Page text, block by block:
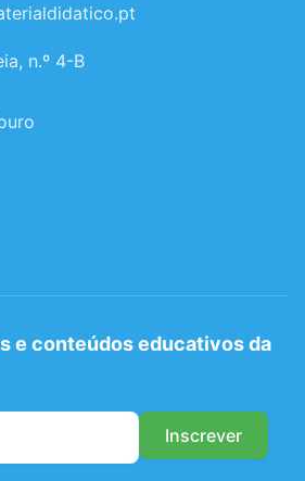
n.º 4-B
e conteúdos educativos da